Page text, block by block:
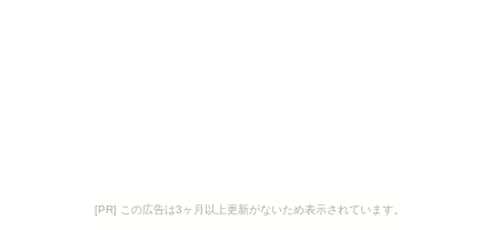
[PR] この広告は3ヶ月以上更新がないため表示されています。